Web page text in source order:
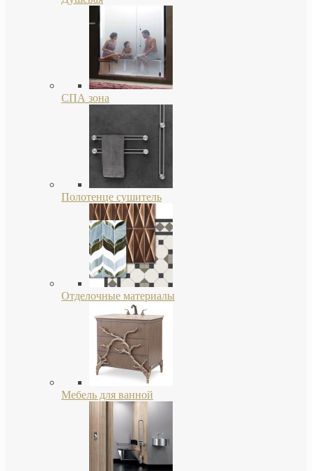
СПА зона
Полотенце сушитель
Отделочные материалы
Мебель для ванной